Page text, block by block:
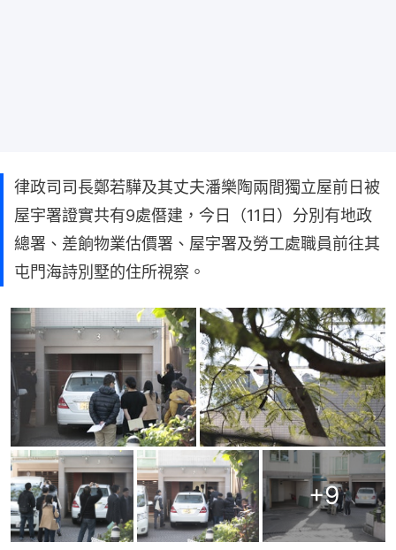
律政司司長鄭若驊及其丈夫潘樂陶兩間獨立屋前日被
屋宇署證實共有9處僭建，今日（11日）分別有地政
總署、差餉物業估價署、屋宇署及勞工處職員前往其
屯門海詩別墅的住所視察。
+9